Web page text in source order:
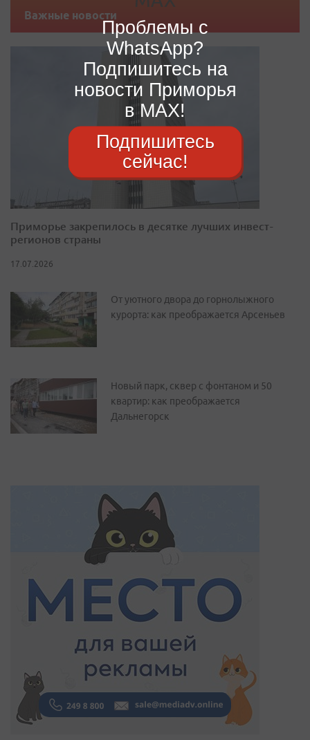
Важные новости
Приморье закрепилось в десятке лучших инвест-
регионов страны
17.07.2026
От уютного двора до горнолыжного
курорта: как преображается Арсеньев
Новый парк, сквер с фонтаном и 50
квартир: как преображается
Дальнегорск
Проблемы с
WhatsApp?
Подпишитесь на
новости Приморья
в MAX!
Подпишитесь
сейчас!